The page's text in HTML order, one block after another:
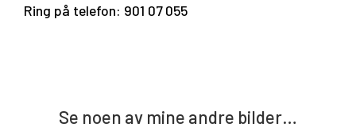
Ring på telefon: 901 07 055
Se noen av mine andre bilder…